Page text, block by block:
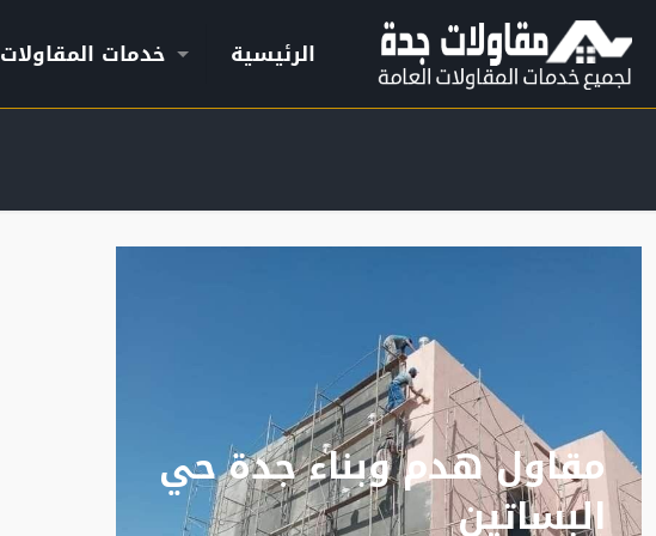
الرئيسية خدمات المقاولات
مقاول هدم وبناء جدة حي
البساتين